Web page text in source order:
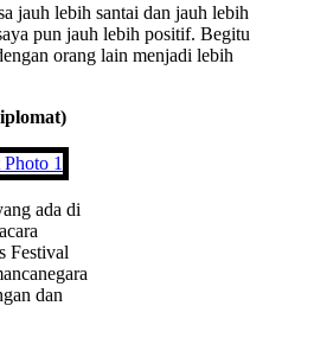
jauh lebih santai dan jauh lebih
pun jauh lebih positif. Begitu
orang lain menjadi lebih
ada di
Festival
dan